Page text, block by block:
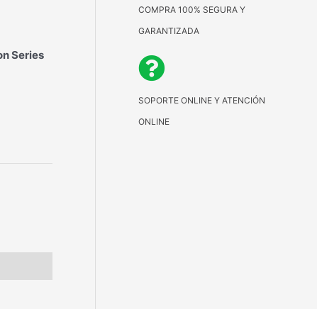
Series
COMPRA 100% SEGURA Y
GARANTIZADA
SOPORTE ONLINE Y ATENCIÓN
ONLINE